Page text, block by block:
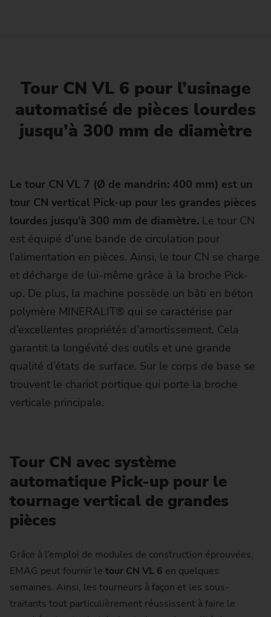
Tour CN VL 6 pour l’usinage
automatisé de pièces lourdes
jusqu’à 300 mm de diamètre
Le tour CN VL 7 (Ø de mandrin: 400 mm) est un
tour CN vertical Pick-up pour les grandes pièces
lourdes jusqu’à 300 mm de diamètre. Le tour CN
est équipé d’une bande de circulation pour
l’alimentation en pièces. Ainsi, le tour CN se charge
et décharge de lui-même grâce à la broche Pick-
up. De plus, la machine possède un bâti en béton
polymère MINERALIT® qui se caractérise par
d’excellentes propriétés d’amortissement. Cela
garantit la longévité des outils et une grande
qualité d’états de surface. Sur le corps de base se
trouvent le chariot portique qui porte la broche
verticale principale.
Tour CN avec système
automatique Pick-up pour le
tournage vertical de grandes
pièces
Grâce à l’emploi de modules de construction éprouvées,
EMAG peut fournir le tour CN VL 6 en quelques
semaines. Ainsi, les tourneurs à façon et les sous-
traitants tout particulièrement réussissent à faire le